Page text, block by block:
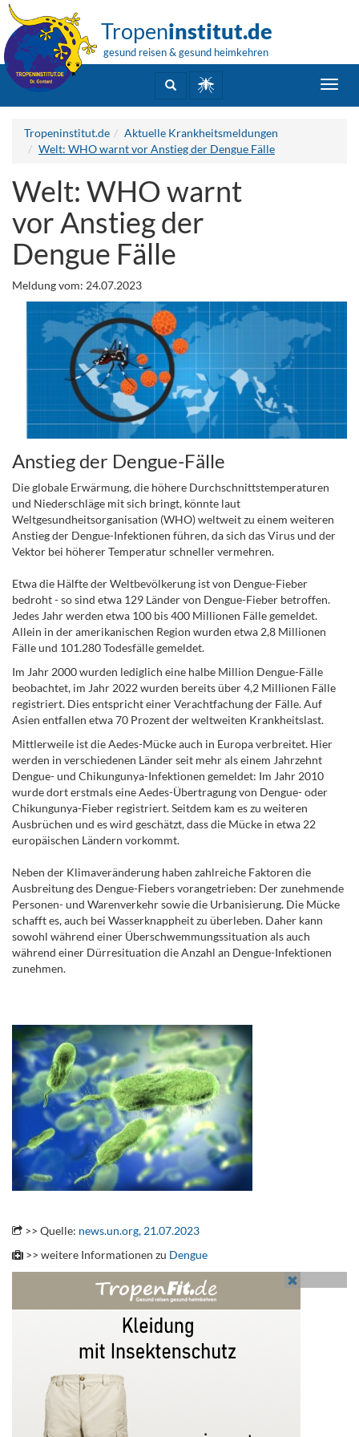
Tropeninstitut.de
gesund reisen & gesund heimkehren
Tropeninstitut.de
Aktuelle Krankheitsmeldungen
Welt: WHO warnt vor Anstieg der Dengue Fälle
Welt: WHO warnt
vor Anstieg der
Dengue Fälle
Meldung vom: 24.07.2023
Anstieg der Dengue-Fälle
Die globale Erwärmung, die höhere Durchschnittstemperaturen
und Niederschläge mit sich bringt, könnte laut
Weltgesundheitsorganisation (WHO) weltweit zu einem weiteren
Anstieg der Dengue-Infektionen führen, da sich das Virus und der
Vektor bei höherer Temperatur schneller vermehren.
Etwa die Hälfte der Weltbevölkerung ist von Dengue-Fieber
bedroht - so sind etwa 129 Länder von Dengue-Fieber betroffen.
Jedes Jahr werden etwa 100 bis 400 Millionen Fälle gemeldet.
Allein in der amerikanischen Region wurden etwa 2,8 Millionen
Fälle und 101.280 Todesfälle gemeldet.
Im Jahr 2000 wurden lediglich eine halbe Million Dengue-Fälle
beobachtet, im Jahr 2022 wurden bereits über 4,2 Millionen Fälle
registriert. Dies entspricht einer Verachtfachung der Fälle. Auf
Asien entfallen etwa 70 Prozent der weltweiten Krankheitslast.
Mittlerweile ist die Aedes-Mücke auch in Europa verbreitet. Hier
werden in verschiedenen Länder seit mehr als einem Jahrzehnt
Dengue- und Chikungunya-Infektionen gemeldet: Im Jahr 2010
wurde dort erstmals eine Aedes-Übertragung von Dengue- oder
Chikungunya-Fieber registriert. Seitdem kam es zu weiteren
Ausbrüchen und es wird geschätzt, dass die Mücke in etwa 22
europäischen Ländern vorkommt.
Neben der Klimaveränderung haben zahlreiche Faktoren die
Ausbreitung des Dengue-Fiebers vorangetrieben: Der zunehmende
Personen- und Warenverkehr sowie die Urbanisierung. Die Mücke
schafft es, auch bei Wasserknappheit zu überleben. Daher kann
sowohl während einer Überschwemmungssituation als auch
während einer Dürresituation die Anzahl an Dengue-Infektionen
zunehmen.
>> Quelle: news.un.org, 21.07.2023
>> weitere Informationen zu Dengue